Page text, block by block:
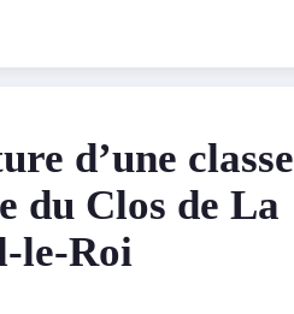
d’une classe
du Clos de La
le-Roi